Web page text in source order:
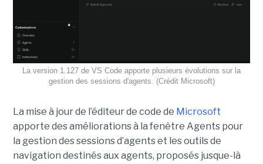
La version 1.127 de VS Code apporte plusieurs évolutions sur la
gestion des sessions d'agents. (Crédit Microsoft)
La mise à jour de l’éditeur de code de Microsoft
apporte des améliorations à la fenêtre Agents pour
la gestion des sessions d’agents et les outils de
navigation destinés aux agents, proposés jusque-là